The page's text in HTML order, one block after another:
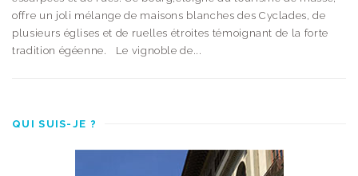
offre un joli mélange de maisons blanches des Cyclades, de
plusieurs églises et de ruelles étroites témoignant de la forte
tradition égéenne. Le vignoble de...
QUI SUIS-JE ?